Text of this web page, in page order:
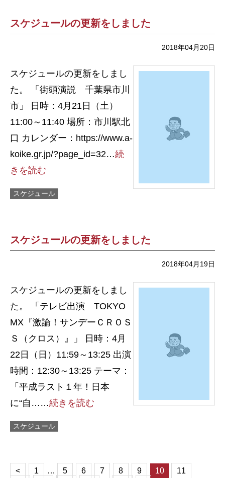
スケジュールの更新をしました
2018年04月20日
スケジュールの更新をしまし
た。 「街頭演説 千葉県市川
市」 日時：4月21日（土）
11:00～11:40 場所：市川駅北
口 カレンダー：https://www.a-
koike.gr.jp/?page_id=32…続
きを読む
スケジュール
スケジュールの更新をしました
2018年04月19日
スケジュールの更新をしまし
た。 「テレビ出演 TOKYO
MX『激論！サンデーＣＲＯＳ
Ｓ（クロス）』」 日時：4月
22日（日）11:59～13:25 出演
時間：12:30～13:25 テーマ：
「平成ラスト１年！日本
に“自……続きを読む
スケジュール
< 1 … 5 6 7 8 9 10
11